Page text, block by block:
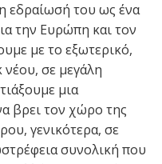
εδραίωσή του ως ένα
την Ευρώπη και τον
με το εξωτερικό,
σε μεγάλη
μια
βρει τον χώρο της
γενικότερα, σε
συνολική που